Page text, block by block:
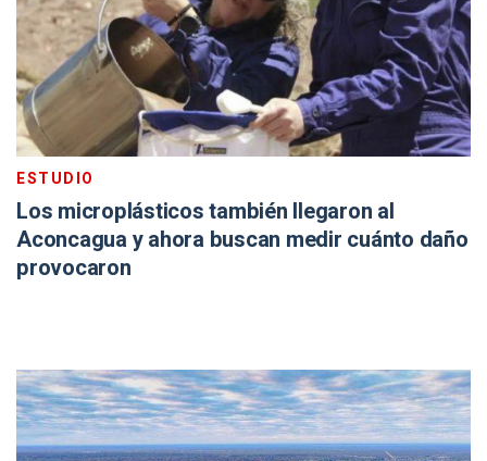
ESTUDIO
Los microplásticos también llegaron al
Aconcagua y ahora buscan medir cuánto daño
provocaron